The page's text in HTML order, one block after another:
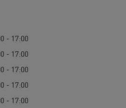
- 17:00
- 17:00
- 17:00
- 17:00
- 17:00